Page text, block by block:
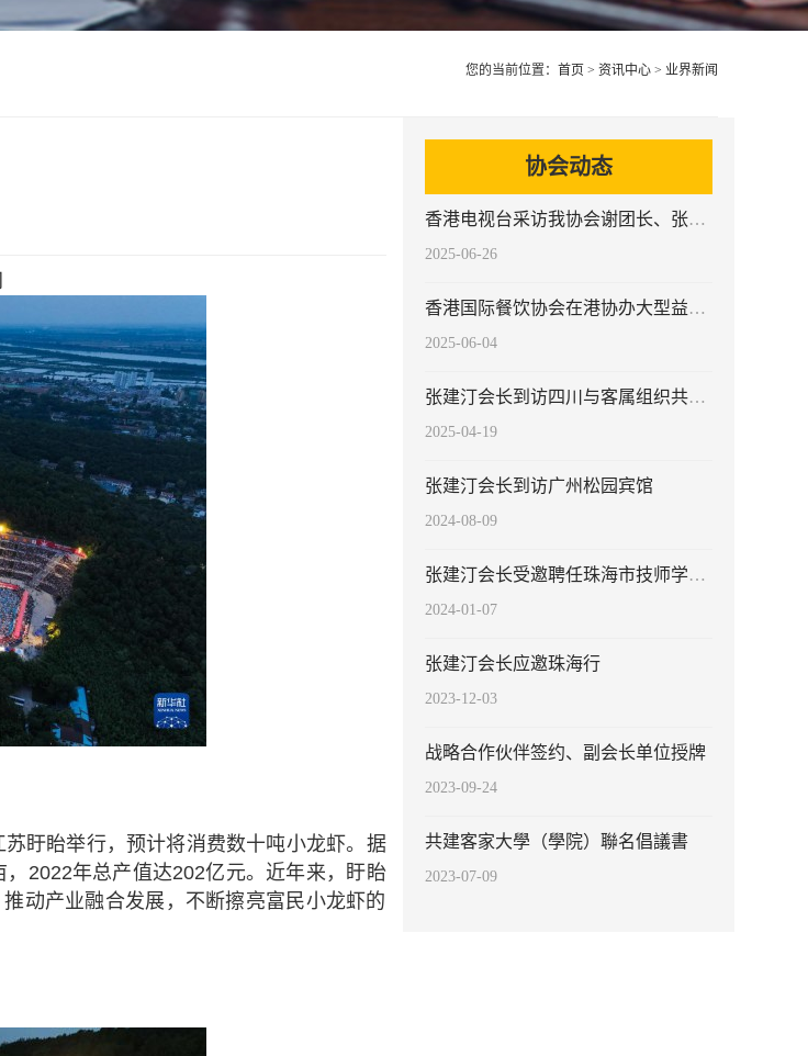
您的当前位置： 首页 > 资讯中心 > 业界新闻
盱眙举行，预计将消费数十吨小龙虾。据
2022年总产值达202亿元。近年来，盱眙
动产业融合发展，不断擦亮富民小龙虾的
协会动态
香港电视台采访我协会谢团长、张会长
2025-06-26
香港国际餐饮协会在港协办大型益智类活动
2025-06-04
张建汀会长到访四川与客属组织共商客家菜传承发展
2025-04-19
张建汀会长到访广州松园宾馆
2024-08-09
张建汀会长受邀聘任珠海市技师学院客座教授
2024-01-07
张建汀会长应邀珠海行
2023-12-03
战略合作伙伴签约、副会长单位授牌
2023-09-24
共建客家大學（學院）聯名倡議書
2023-07-09